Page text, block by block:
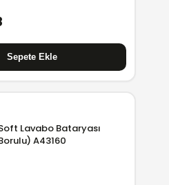
Lavabo Bataryası
A43160